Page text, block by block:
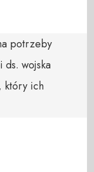
potrzeby
ds. wojska
który ich